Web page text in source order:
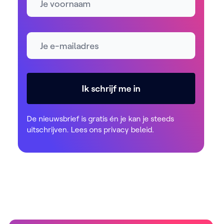
E-mailadres *
Ik schrijf me in
De nieuwsbrief is gratis én je kan je steeds
uitschrijven. Lees ons privacy beleid.